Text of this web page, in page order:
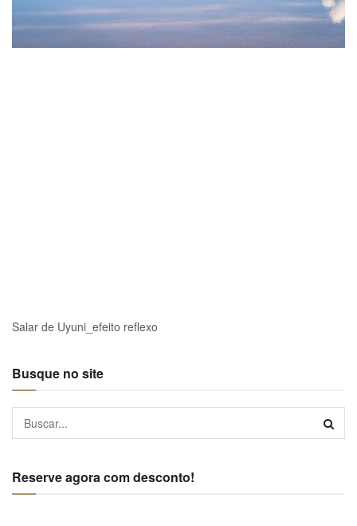
Salar de Uyuni_efeito reflexo
Busque no site
Reserve agora com desconto!